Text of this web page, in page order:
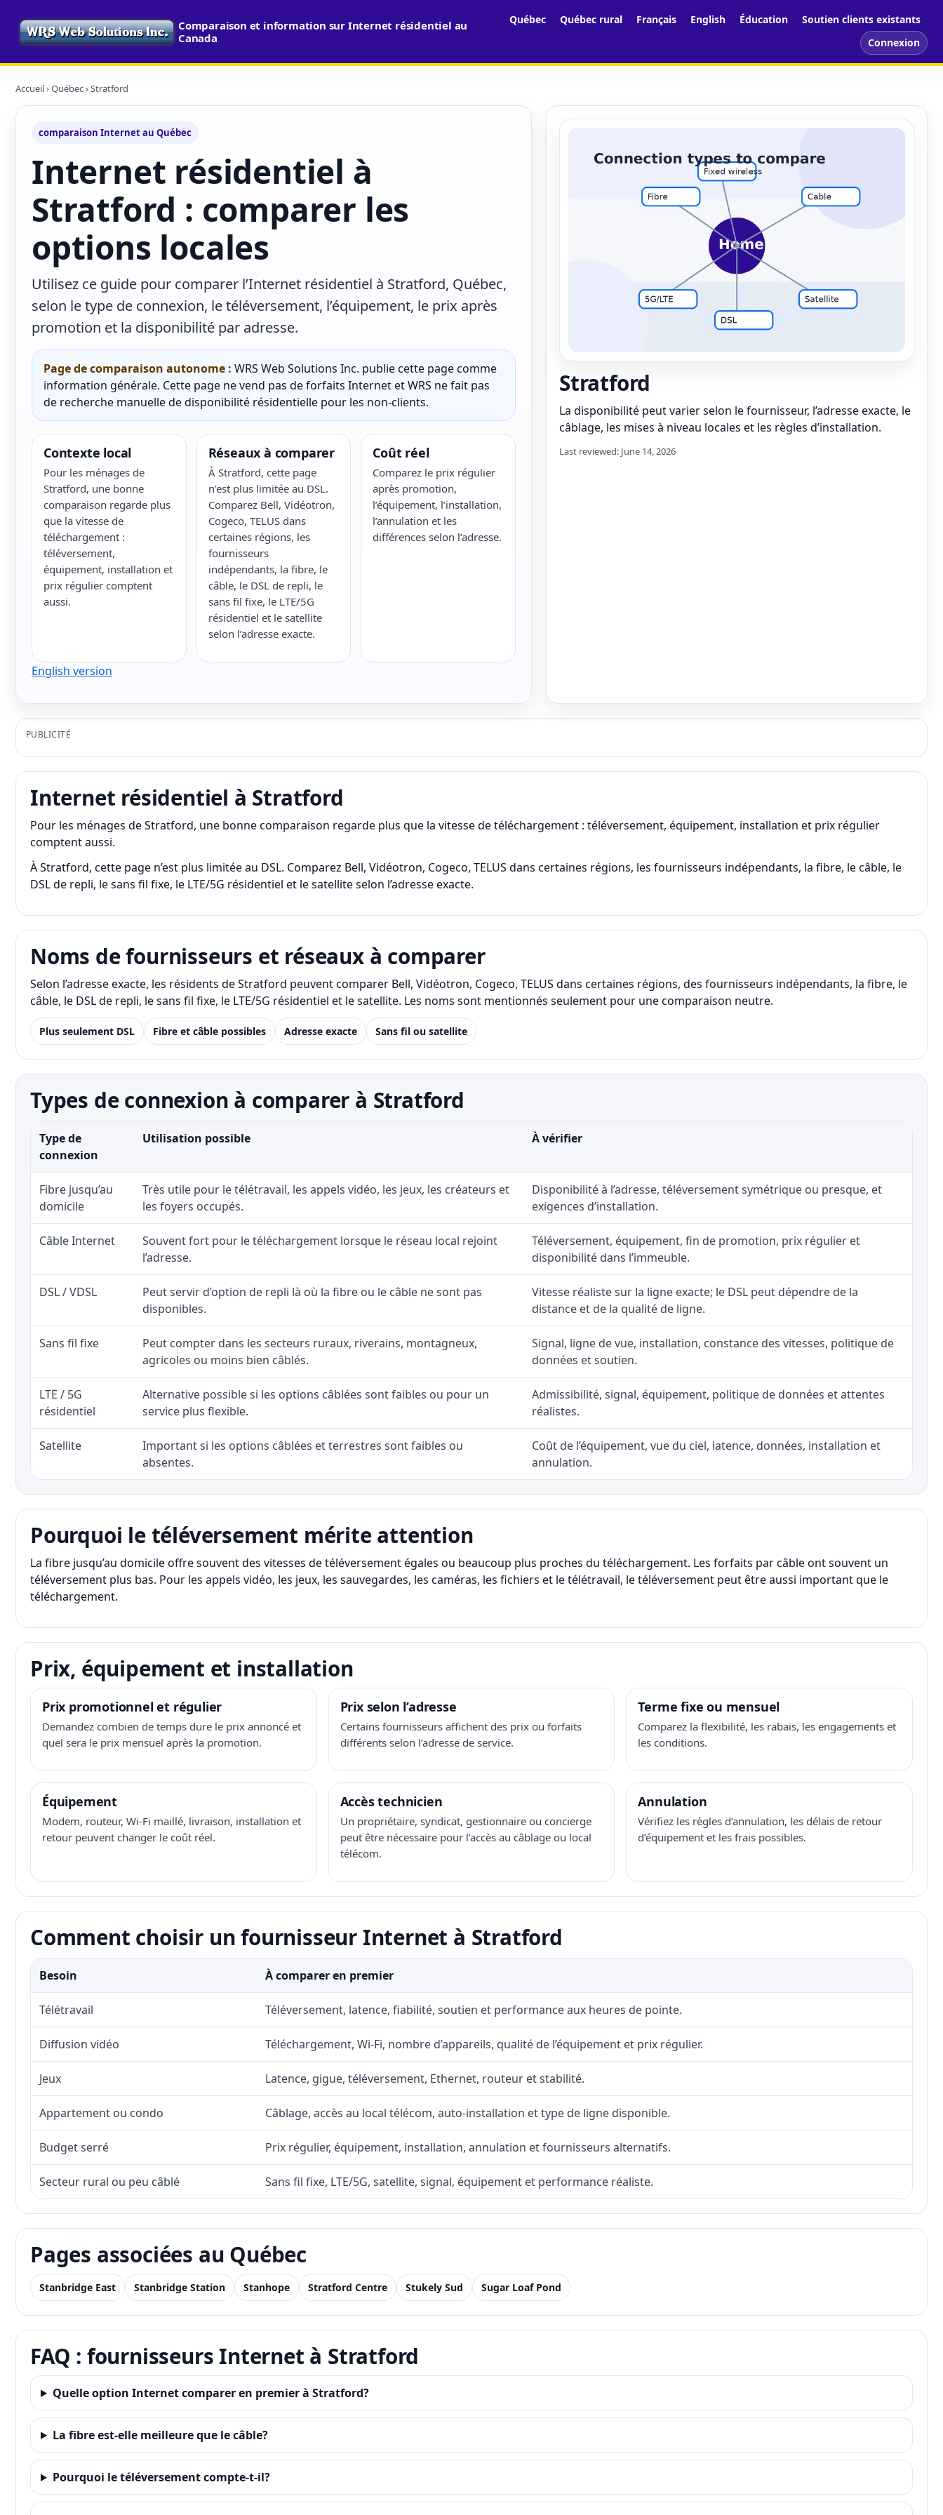
Comparaison et information sur Internet résidentiel au
Canada
Québec Québec rural Français English Éducation
Soutien clients existants
Connexion
Accueil›Québec› Stratford
comparaison Internet au Québec
Internet résidentiel à
Stratford : comparer les
options locales
Utilisez ce guide pour comparer l’Internet résidentiel à Stratford, Québec,
selon le type de connexion, le téléversement, l’équipement, le prix après
promotion et la disponibilité par adresse.
Page de comparaison autonome : WRS Web Solutions Inc. publie cette page comme
information générale. Cette page ne vend pas de forfaits Internet et WRS ne fait pas
de recherche manuelle de disponibilité résidentielle pour les non-clients.
Contexte local
Pour les ménages de
Stratford, une bonne
comparaison regarde plus
que la vitesse de
téléchargement :
téléversement,
équipement, installation et
prix régulier comptent
aussi.
Réseaux à comparer
À Stratford, cette page
n’est plus limitée au DSL.
Comparez Bell, Vidéotron,
Cogeco, TELUS dans
certaines régions, les
fournisseurs
indépendants, la fibre, le
câble, le DSL de repli, le
sans fil fixe, le LTE/5G
résidentiel et le satellite
selon l’adresse exacte.
Coût réel
Comparez le prix régulier
après promotion,
l’équipement, l’installation,
l’annulation et les
différences selon l’adresse.
English version
Stratford
La disponibilité peut varier selon le fournisseur, l’adresse exacte, le
câblage, les mises à niveau locales et les règles d’installation.
Last reviewed: June 14, 2026
PUBLICITÉ
Internet résidentiel à Stratford
Pour les ménages de Stratford, une bonne comparaison regarde plus que la vitesse de téléchargement : téléversement, équipement, installation et prix régulier
comptent aussi.
À Stratford, cette page n’est plus limitée au DSL. Comparez Bell, Vidéotron, Cogeco, TELUS dans certaines régions, les fournisseurs indépendants, la fibre, le câble, le
DSL de repli, le sans fil fixe, le LTE/5G résidentiel et le satellite selon l’adresse exacte.
Noms de fournisseurs et réseaux à comparer
Selon l’adresse exacte, les résidents de Stratford peuvent comparer Bell, Vidéotron, Cogeco, TELUS dans certaines régions, des fournisseurs indépendants, la fibre, le
câble, le DSL de repli, le sans fil fixe, le LTE/5G résidentiel et le satellite. Les noms sont mentionnés seulement pour une comparaison neutre.
Plus seulement DSL Fibre et câble possibles Adresse exacte Sans fil ou satellite
Types de connexion à comparer à Stratford
Type de
connexion
Utilisation possible À vérifier
Fibre jusqu’au
domicile
Très utile pour le télétravail, les appels vidéo, les jeux, les créateurs et
les foyers occupés.
Disponibilité à l’adresse, téléversement symétrique ou presque, et
exigences d’installation.
Câble Internet
Souvent fort pour le téléchargement lorsque le réseau local rejoint
l’adresse.
Téléversement, équipement, fin de promotion, prix régulier et
disponibilité dans l’immeuble.
DSL / VDSL
Peut servir d’option de repli là où la fibre ou le câble ne sont pas
disponibles.
Vitesse réaliste sur la ligne exacte; le DSL peut dépendre de la
distance et de la qualité de ligne.
Sans fil fixe
Peut compter dans les secteurs ruraux, riverains, montagneux,
agricoles ou moins bien câblés.
Signal, ligne de vue, installation, constance des vitesses, politique de
données et soutien.
LTE / 5G
résidentiel
Alternative possible si les options câblées sont faibles ou pour un
service plus flexible.
Admissibilité, signal, équipement, politique de données et attentes
réalistes.
Satellite
Important si les options câblées et terrestres sont faibles ou
absentes.
Coût de l’équipement, vue du ciel, latence, données, installation et
annulation.
Pourquoi le téléversement mérite attention
La fibre jusqu’au domicile offre souvent des vitesses de téléversement égales ou beaucoup plus proches du téléchargement. Les forfaits par câble ont souvent un
téléversement plus bas. Pour les appels vidéo, les jeux, les sauvegardes, les caméras, les fichiers et le télétravail, le téléversement peut être aussi important que le
téléchargement.
Prix, équipement et installation
Prix promotionnel et régulier
Demandez combien de temps dure le prix annoncé et
quel sera le prix mensuel après la promotion.
Prix selon l’adresse
Certains fournisseurs affichent des prix ou forfaits
différents selon l’adresse de service.
Terme fixe ou mensuel
Comparez la flexibilité, les rabais, les engagements et
les conditions.
Équipement
Modem, routeur, Wi-Fi maillé, livraison, installation et
retour peuvent changer le coût réel.
Accès technicien
Un propriétaire, syndicat, gestionnaire ou concierge
peut être nécessaire pour l’accès au câblage ou local
télécom.
Annulation
Vérifiez les règles d’annulation, les délais de retour
d’équipement et les frais possibles.
Comment choisir un fournisseur Internet à Stratford
Besoin À comparer en premier
Télétravail Téléversement, latence, fiabilité, soutien et performance aux heures de pointe.
Diffusion vidéo Téléchargement, Wi-Fi, nombre d’appareils, qualité de l’équipement et prix régulier.
Jeux Latence, gigue, téléversement, Ethernet, routeur et stabilité.
Appartement ou condo Câblage, accès au local télécom, auto-installation et type de ligne disponible.
Budget serré Prix régulier, équipement, installation, annulation et fournisseurs alternatifs.
Secteur rural ou peu câblé Sans fil fixe, LTE/5G, satellite, signal, équipement et performance réaliste.
Pages associées au Québec
Stanbridge East Stanbridge Station Stanhope Stratford Centre Stukely Sud Sugar Loaf Pond
FAQ : fournisseurs Internet à Stratford
Quelle option Internet comparer en premier à Stratford?
La fibre est-elle meilleure que le câble?
Pourquoi le téléversement compte-t-il?